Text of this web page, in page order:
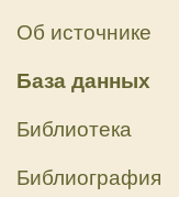
Об источнике
База данных
Библиотека
Библиография